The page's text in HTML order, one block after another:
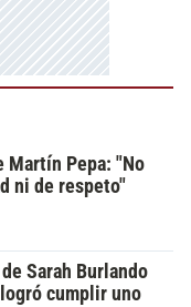
Martín Pepa: "No
ni de respeto"
Sarah Burlando
cumplir uno